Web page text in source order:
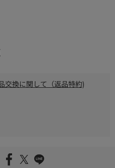
交換に関して（返品特約)